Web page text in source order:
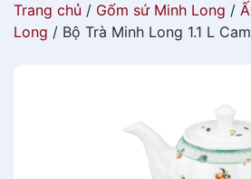
Trang chủ / Gốm sứ Minh Long /
Long / Bộ Trà Minh Long 1.1 L